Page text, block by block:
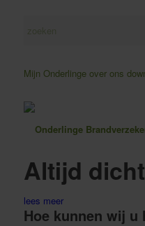
Mijn Onderlinge over ons
Altijd
lees meer
Hoe kunnen wij u